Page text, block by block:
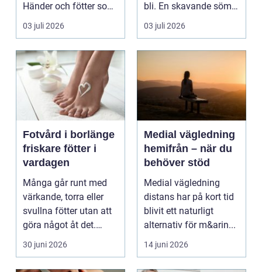
Händer och fötter som
är mindre än någon
kunnat f...
03 juli 2026
bli. En skavande söm,
en hård resår eller ...
03 juli 2026
Fotvård i borlänge
friskare fötter i
vardagen
Många går runt med
värkande, torra eller
svullna fötter utan att
göra något åt det.
Fötterna bär hel...
30 juni 2026
Medial vägledning
hemifrån – när du
behöver stöd
Medial vägledning
distans har på kort tid
blivit ett naturligt
alternativ för m&arin...
14 juni 2026